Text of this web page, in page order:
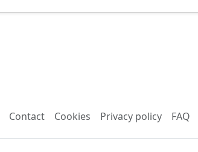
Contact Cookies Privacy policy FAQ